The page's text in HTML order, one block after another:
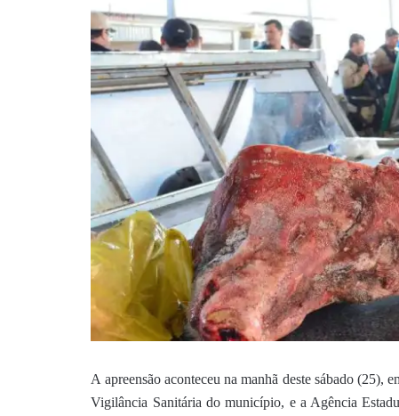
A apreensão aconteceu na manhã deste sábado
Vigilância Sanitária do município, e a Agência